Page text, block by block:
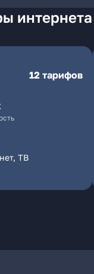
12 тарифов
ТВ